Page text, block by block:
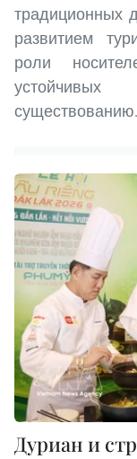
традиционных
развитием
роли
существованию.
Дуриан и